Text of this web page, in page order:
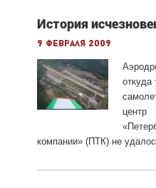
История
9 февраля 2009
компании» (ПТК) не